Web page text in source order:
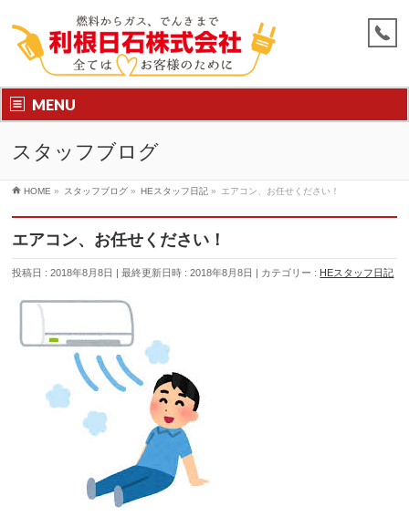
MENU
スタッフブログ
HOME » スタッフブログ » HEスタッフ日記 » エアコン、お任せください！
エアコン、お任せください！
投稿日 : 2018年8月8日 最終更新日時 : 2018年8月8日 カテゴリー : HEスタッフ日記